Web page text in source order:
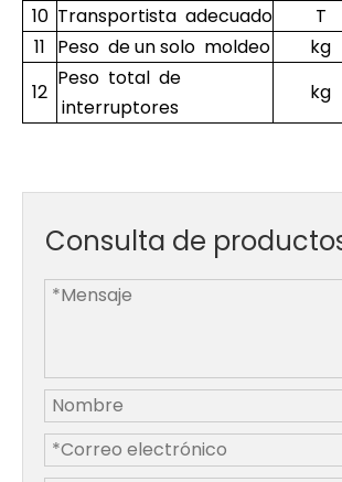
10 Transportista adecuado T
11 Peso de un solo moldeo kg
12
Peso total de
interruptores
kg
Consulta de